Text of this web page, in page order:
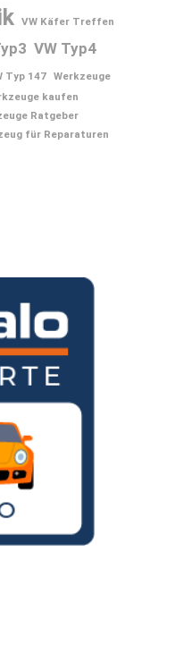
VW Käfer Treffen
VW Typ4
Typ 147 Werkzeuge
kaufen
Ratgeber
für Reparaturen